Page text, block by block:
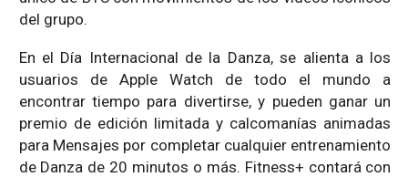
del grupo.
En el Día Internacional de la Danza, se alienta a los
usuarios de Apple Watch de todo el mundo a
encontrar tiempo para divertirse, y pueden ganar un
premio de edición limitada y calcomanías animadas
para Mensajes por completar cualquier entrenamiento
de Danza de 20 minutos o más. Fitness+ contará con